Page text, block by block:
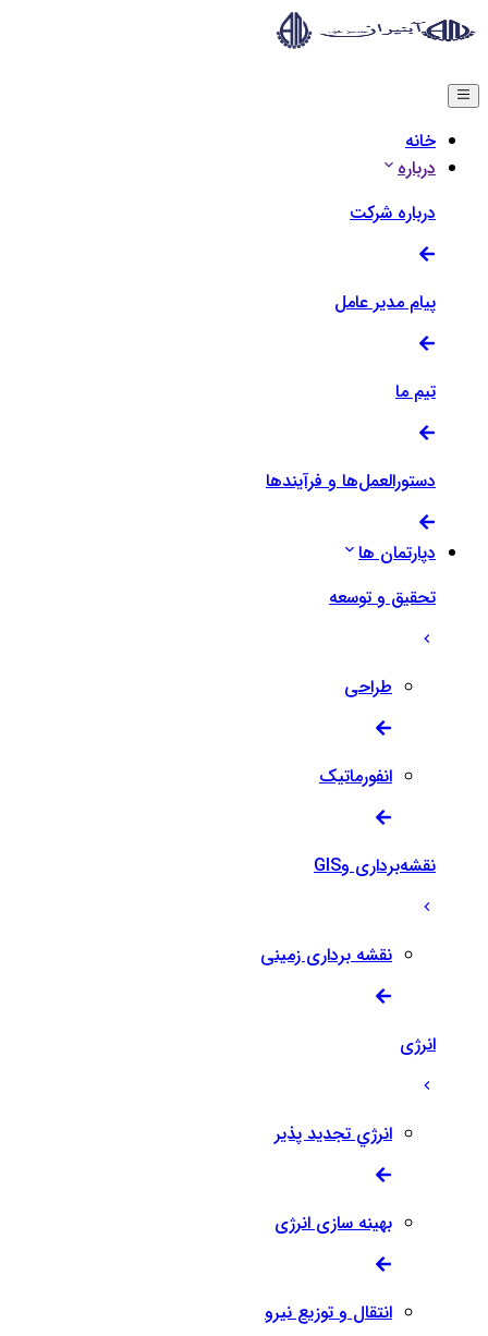
Menu
خانه
درباره
درباره شرکت
پیام مدیر عامل
تیم ما
دستورالعمل‌ها و فرآیندها
دپارتمان ها
تحقیق و توسعه
طراحی
انفورماتیک
نقشه‌برداری وGIS
نقشه برداری زمینی
انرژی
انرژي تجدید پذیر
بهینه سازی انرژی
انتقال و توزیع نیرو